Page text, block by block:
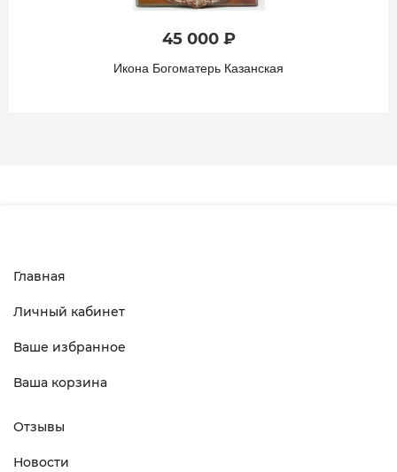
45 000 ₽
Икона Богоматерь Казанская
Главная
Личный кабинет
Ваше избранное
Ваша корзина
Отзывы
Новости